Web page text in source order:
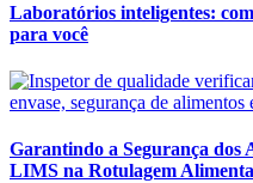
Laboratórios inteligentes:
para você
Garantindo a Segurança dos
LIMS na Rotulagem